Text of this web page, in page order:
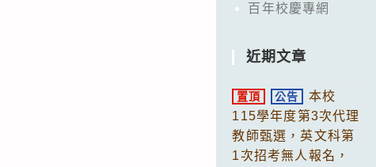
百年校慶專網
近期文章
置頂 公告
本校
115學年度第3次代理
教師甄選，英文科第
1次招考無人報名，